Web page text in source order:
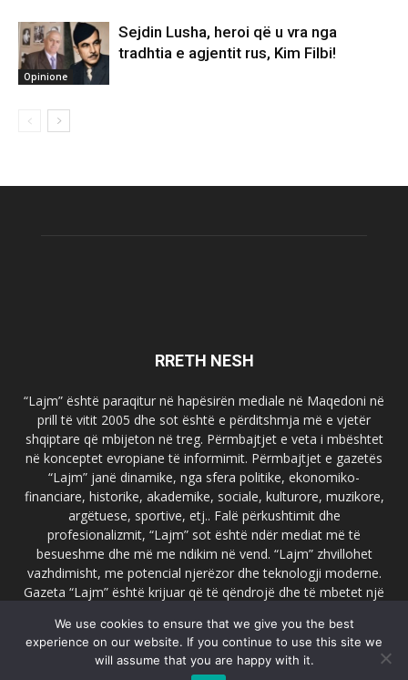
Opinione
Sejdin Lusha, heroi që u vra nga
tradhtia e agjentit rus, Kim Filbi!
RRETH NESH
“Lajm” është paraqitur në hapësirën mediale në Maqedoni në
prill të vitit 2005 dhe sot është e përditshmja më e vjetër
shqiptare që mbijeton në treg. Përmbajtjet e veta i mbështet
në konceptet evropiane të informimit. Përmbajtjet e gazetës
“Lajm” janë dinamike, nga sfera politike, ekonomiko-
financiare, historike, akademike, sociale, kulturore, muzikore,
argëtuese, sportive, etj.. Falë përkushtimit dhe
profesionalizmit, “Lajm” sot është ndër mediat më të
besueshme dhe më me ndikim në vend. “Lajm” zhvillohet
vazhdimisht, me potencial njerëzor dhe teknologji moderne.
Gazeta “Lajm” është krijuar që të qëndrojë dhe të mbetet një
faqja zyrtare e gazetës “Lajm”, www.lajmpress.org është një
ndër portalet më të njohur në Maqedoni.
We use cookies to ensure that we give you the best
experience on our website. If you continue to use this site we
will assume that you are happy with it.